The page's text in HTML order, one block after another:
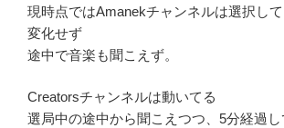
現時点ではAmanekチャンネルは選択し
変化せず
途中で音楽も聞こえず。
Creatorsチャンネルは動いてる
選局中の途中から聞こえつつ、5分経過